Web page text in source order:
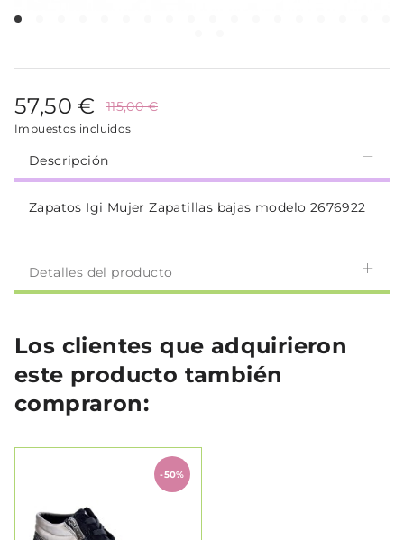
57,50 € 115,00 €
Impuestos incluidos
Descripción
Zapatos Igi Mujer Zapatillas bajas modelo 2676922
Detalles del producto
Los clientes que adquirieron
este producto también
compraron:
-50%